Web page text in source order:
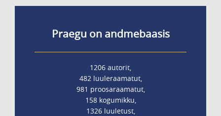
Praegu on andmebaasis
1206 autorit,
482 luuleraamatut,
981 proosaraamatut,
158 kogumikku,
1326 luuletust,